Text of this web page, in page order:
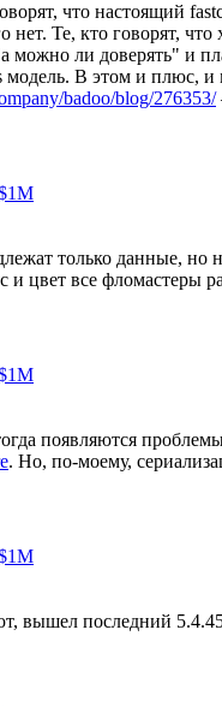
что настоящий
нет. Те, кто говорят,
ли доверять" и
модель. В этом и
badoo/blog/276353/
только данные, но
и цвет все фломастеры
появляются
. Но, по-моему,
вышел последний